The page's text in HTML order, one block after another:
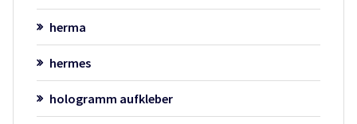
herma
hermes
hologramm aufkleber